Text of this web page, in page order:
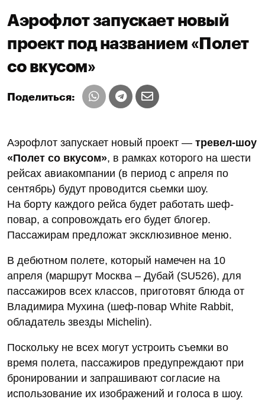
Аэрофлот запускает новый
проект под названием «Полет
со вкусом»
Поделиться:
Аэрофлот запускает новый проект — тревел-шоу
«Полет со вкусом», в рамках которого на шести
рейсах авиакомпании (в период с апреля по
сентябрь) будут проводится сьемки шоу.
На борту каждого рейса будет работать шеф-
повар, а сопровождать его будет блогер.
Пассажирам предложат эксклюзивное меню.
В дебютном полете, который намечен на 10
апреля (маршрут Москва – Дубай (SU526), для
пассажиров всех классов, приготовят блюда от
Владимира Мухина (шеф-повар White Rabbit,
обладатель звезды Michelin).
Поскольку не всех могут устроить съемки во
время полета, пассажиров предупреждают при
бронировании и запрашивают согласие на
использование их изображений и голоса в шоу.